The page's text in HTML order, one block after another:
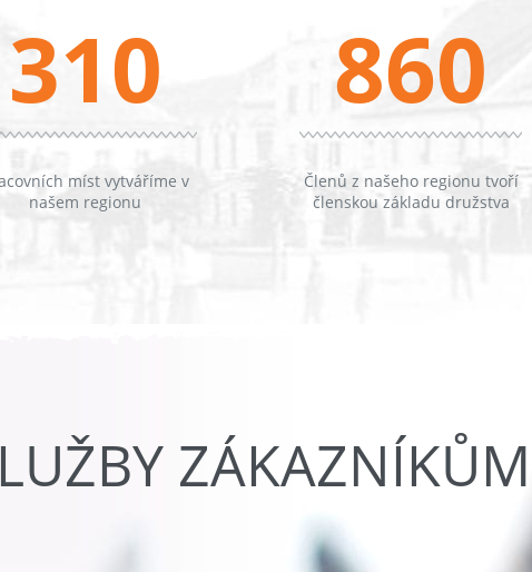
310
míst vytváříme v
našem regionu
860
Členů z našeho regionu tvoří
členskou základu družstva
ZÁKAZNÍKŮM